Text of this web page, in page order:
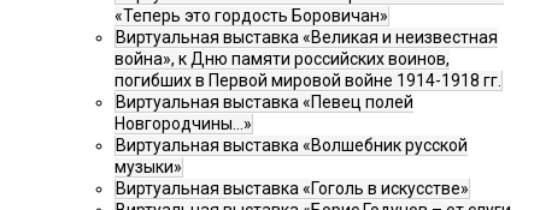
«Теперь это гордость Боровичан»
Виртуальная выставка «Великая и неизвестная
война», к Дню памяти российских воинов,
погибших в Первой мировой войне 1914-1918 гг.
Виртуальная выставка «Певец полей
Новгородчины…»
Виртуальная выставка «Волшебник русской
музыки»
Виртуальная выставка «Гоголь в искусстве»